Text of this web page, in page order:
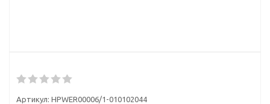
Артикул: HPWЕR00006/1-010102044